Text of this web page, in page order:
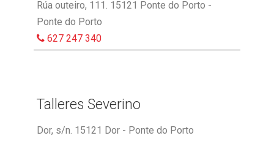
Rúa outeiro, 111. 15121 Ponte do Porto -
Ponte do Porto
627 247 340
Talleres Severino
Dor, s/n. 15121 Dor - Ponte do Porto